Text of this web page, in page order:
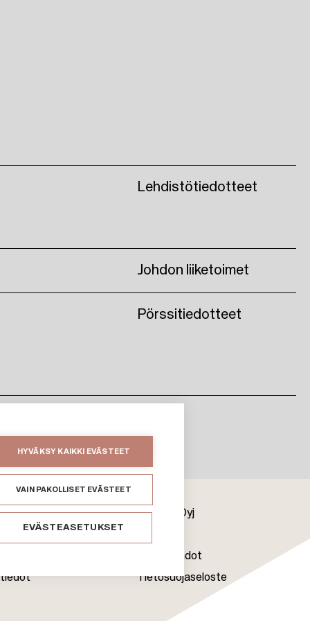
Lehdistötiedotteet
Johdon liiketoimet
Pörssitiedotteet
Citycon Oyj
Käyttöehdot
Tietosuojaseloste
HYVÄKSY KAIKKI EVÄSTEET
VAIN PAKOLLISET EVÄSTEET
EVÄSTEASETUKSET